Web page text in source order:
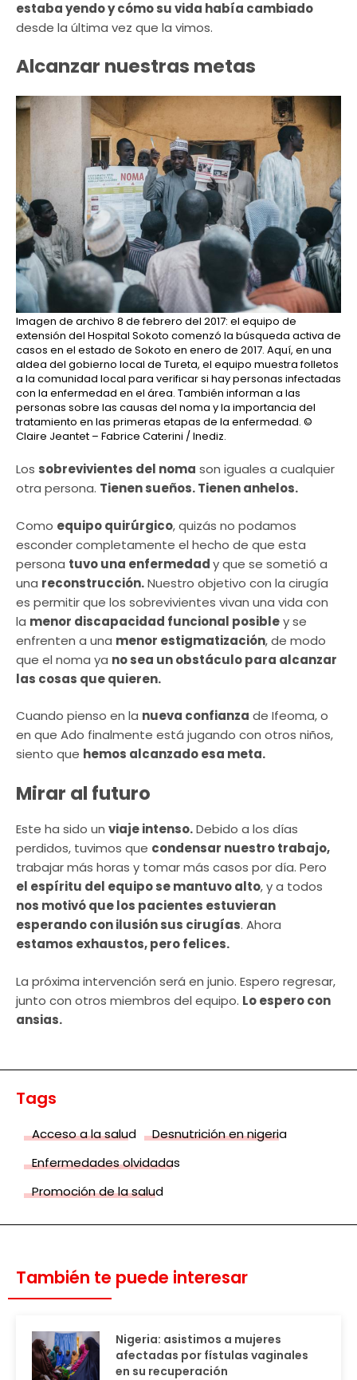
estaba yendo y cómo su vida había cambiado
desde la última vez que la vimos.
Alcanzar nuestras metas
Imagen de archivo 8 de febrero del 2017: el equipo de
extensión del Hospital Sokoto comenzó la búsqueda activa de
casos en el estado de Sokoto en enero de 2017. Aquí, en una
aldea del gobierno local de Tureta, el equipo muestra folletos
a la comunidad local para verificar si hay personas infectadas
con la enfermedad en el área. También informan a las
personas sobre las causas del noma y la importancia del
tratamiento en las primeras etapas de la enfermedad. ©
Claire Jeantet – Fabrice Caterini / Inediz.
Los sobrevivientes del noma son iguales a cualquier
otra persona. Tienen sueños. Tienen anhelos.
Como equipo quirúrgico, quizás no podamos
esconder completamente el hecho de que esta
persona tuvo una enfermedady que se sometió a
una reconstrucción.Nuestro objetivo con la cirugía
es permitir que los sobrevivientes vivan una vida con
la menor discapacidad funcional posibley se
enfrenten a una menor estigmatización, de modo
que el noma ya no sea un obstáculo para alcanzar
las cosas que quieren.
Cuando pienso en la nueva confianza de Ifeoma, o
en que Ado finalmente está jugando con otros niños,
siento que hemos alcanzado esa meta.
Mirar al futuro
Este ha sido un viaje intenso.Debido a los días
perdidos, tuvimos que condensar nuestro trabajo,
trabajar más horas y tomar más casos por día. Pero
el espíritu del equipo se mantuvo alto, y a todos
nos motivó que los pacientes estuvieran
esperando con ilusión sus cirugías. Ahora
estamos exhaustos, pero felices.
La próxima intervención será en junio. Espero regresar,
junto con otros miembros del equipo. Lo espero con
ansias.
Tags
Acceso a la salud
Desnutrición en nigeria
Enfermedades olvidadas
Promoción de la salud
También te puede interesar
Nigeria: asistimos a mujeres
afectadas por fístulas vaginales
en su recuperación